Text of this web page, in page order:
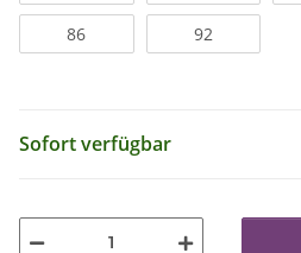
86 92
Sofort verfügbar